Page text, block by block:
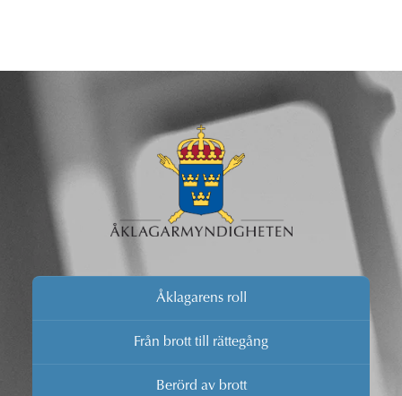
Åklagarens roll
Från brott till rättegång
Berörd av brott